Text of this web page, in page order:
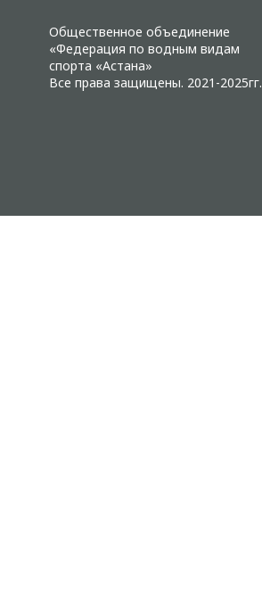
Общественное объединение
«Федерация по водным видам
спорта «Астана»
Все права защищены. 2021-2025гг.